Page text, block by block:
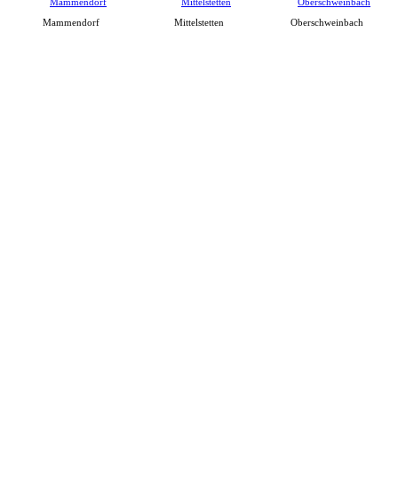
Mammendorf Mittelstetten Oberschweinbach